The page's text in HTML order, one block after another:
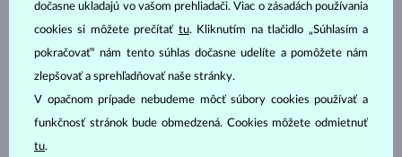
dočasne ukladajú vo vašom prehliadači. Viac o zásadách používania
cookies si môžete prečítať tu. Kliknutím na tlačidlo „Súhlasím a
pokračovať“ nám tento súhlas dočasne udelíte a pomôžete nám
zlepšovať a sprehľadňovať naše stránky.
V opačnom prípade nebudeme môcť súbory cookies používať a
funkčnosť stránok bude obmedzená. Cookies môžete odmietnuť
tu.